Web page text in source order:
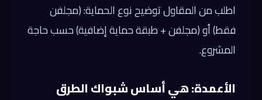
اطلب من المقاول توضيح نوع الحماية: (مجلفن
فقط) أو (مجلفن + طبقة حماية إضافية) حسب حاجة
المشروع.
الأعمدة: هي أساس شبواك الطرق